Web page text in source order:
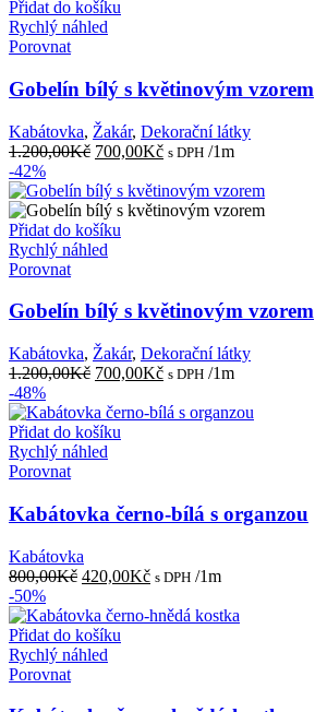
Přidat do košíku
Rychlý náhled
Porovnat
Gobelín bílý s květinovým vzorem
Kabátovka, Žakár, Dekorační látky
1.200,00Kč Původní
byla:
1.200,00Kč.
700,00KčAktuální
je:
700,00Kč.
s DPH /1m
-42%
Přidat do košíku
Rychlý náhled
Porovnat
Gobelín bílý s květinovým vzorem
Kabátovka, Žakár, Dekorační látky
1.200,00Kč Původní
byla:
1.200,00Kč.
700,00KčAktuální
je:
s DPH /1m
-48%
Přidat do košíku
Rychlý náhled
Porovnat
Kabátovka černo-bílá s organzou
Kabátovka
800,00Kč Původní
byla:
800,00Kč.
420,00KčAktuální
je:
s DPH /1m
-50%
Přidat do košíku
Rychlý náhled
Porovnat